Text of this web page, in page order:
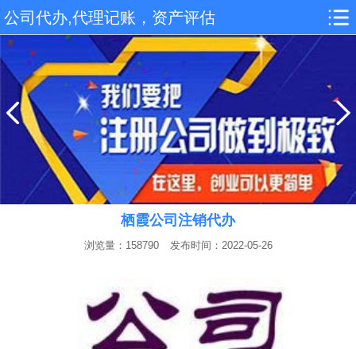
公司代办,代理记账，资产评估
栖霞公司注销代办
浏览量：158790 发布时间：2022-05-26